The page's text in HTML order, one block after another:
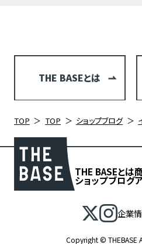
THE BASEとは
TOP TOP ショップブログ
THE BASEとは
ショップブログ
企業
Copyright © THEBASE